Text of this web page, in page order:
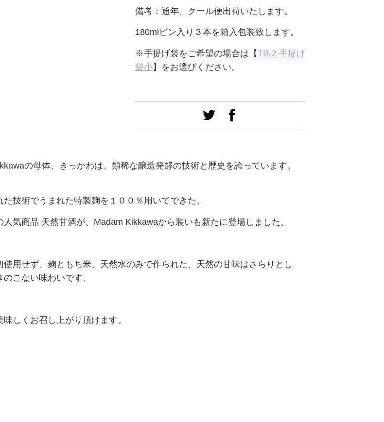
備考：通年、クール便出荷いたします。
180mlビン入り３本を箱入包装致します。
※手提げ袋をご希望の場合は【TB-2 手提げ
袋小】をお選びください。
の母体、きっかわは、類稀な醸造発酵の技術と歴史を誇っています。
た技術でうまれた特製麹を１００％用いてできた、
人気商品 天然甘酒が、Madam Kikkawaから装いも新たに登場しました。
使用せず、麹ともち米、天然水のみで作られた、天然の甘味はさらりとし
のこない味わいです、
味しくお召し上がり頂けます。